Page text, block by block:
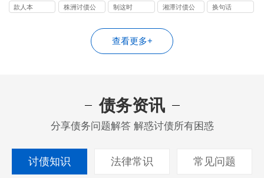
司
司
司
款人本
株洲讨债公
制这时
湘潭讨债公
换句话
查看更多+
债务资讯
分享债务问题解答 解惑讨债所有困惑
讨债知识 法律常识 常见问题